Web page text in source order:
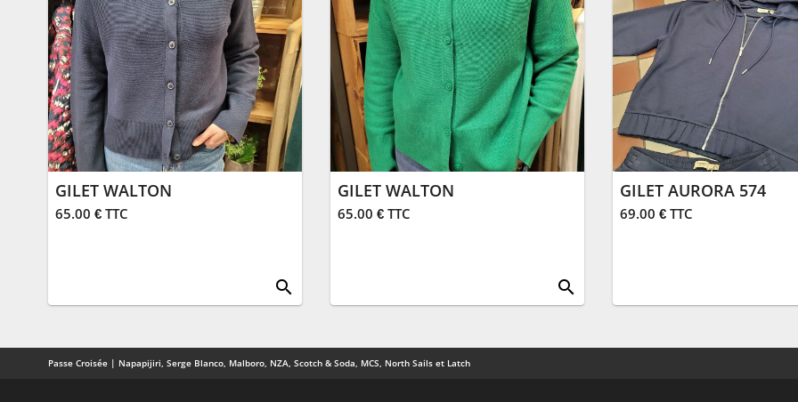
GILET WALTON
65.00 € TTC
search
GILET WALTON
65.00 € TTC
search
GILET AURORA 574
69.00 € TTC
Passe Croisée | Napapijiri, Serge Blanco, Malboro, NZA, Scotch & Soda, MCS, North Sails et Latch